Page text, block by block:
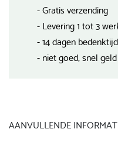
- Gratis verzending
- Levering 1 tot 3
- 14 dagen bedenktijd
- niet goed, snel
AANVULLENDE